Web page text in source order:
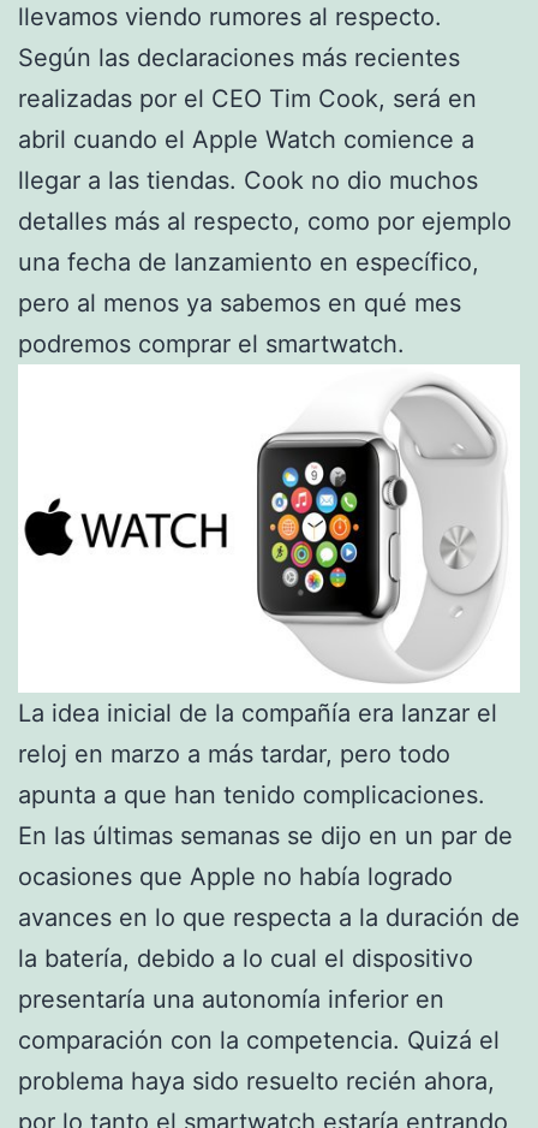
llevamos viendo rumores al respecto.
Según las declaraciones más recientes
realizadas por el CEO Tim Cook, será en
abril cuando el Apple Watch comience a
llegar a las tiendas. Cook no dio muchos
detalles más al respecto, como por ejemplo
una fecha de lanzamiento en específico,
pero al menos ya sabemos en qué mes
podremos comprar el smartwatch.
La idea inicial de la compañía era lanzar el
reloj en marzo a más tardar, pero todo
apunta a que han tenido complicaciones.
En las últimas semanas se dijo en un par de
ocasiones que Apple no había logrado
avances en lo que respecta a la duración de
la batería, debido a lo cual el dispositivo
presentaría una autonomía inferior en
comparación con la competencia. Quizá el
problema haya sido resuelto recién ahora,